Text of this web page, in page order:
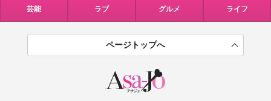
芸能 ラブ グルメ ライフ
ページトップへ